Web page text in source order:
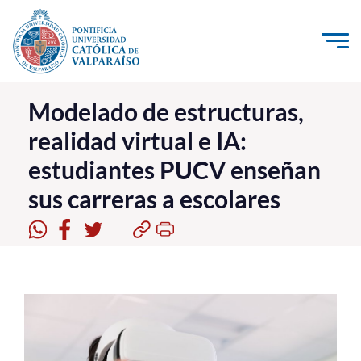
Click acá para ir directamente al contenido
La Universidad
Investigación, Creación e Innovación
PUCV Internacional
Vinculación con el Medio
Formación Continua
Modelado de estructuras,
realidad virtual e IA:
estudiantes PUCV enseñan
sus carreras a escolares